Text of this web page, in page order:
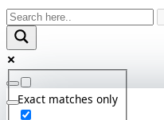
Skip
to
content
Exact matches only